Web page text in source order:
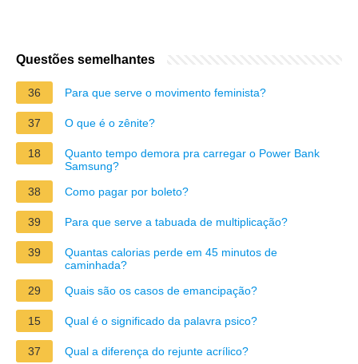
Questões semelhantes
36 Para que serve o movimento feminista?
37 O que é o zênite?
18
Quanto tempo demora pra carregar o Power Bank
Samsung?
38
Como pagar por boleto?
39 Para que serve a tabuada de multiplicação?
39
Quantas calorias perde em 45 minutos de
caminhada?
29
Quais são os casos de emancipação?
15 Qual é o significado da palavra psico?
37 Qual a diferença do rejunte acrílico?